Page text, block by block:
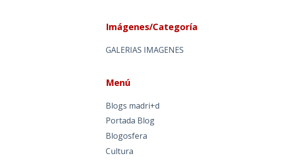
Imágenes/Categoría
GALERIAS IMAGENES
Menú
Blogs madri+d
Portada Blog
Blogosfera
Cultura